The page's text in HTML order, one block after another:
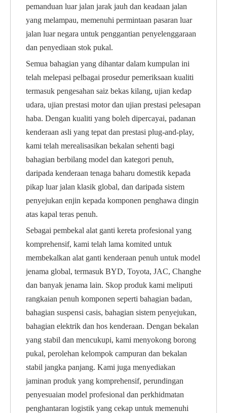
pemanduan luar jalan jarak jauh dan keadaan jalan
yang melampau, memenuhi permintaan pasaran luar
jalan luar negara untuk penggantian penyelenggaraan
dan penyediaan stok pukal.
Semua bahagian yang dihantar dalam kumpulan ini
telah melepasi pelbagai prosedur pemeriksaan kualiti
termasuk pengesahan saiz bekas kilang, ujian kedap
udara, ujian prestasi motor dan ujian prestasi pelesapan
haba. Dengan kualiti yang boleh dipercayai, padanan
kenderaan asli yang tepat dan prestasi plug-and-play,
kami telah merealisasikan bekalan sehenti bagi
bahagian berbilang model dan kategori penuh,
daripada kenderaan tenaga baharu domestik kepada
pikap luar jalan klasik global, dan daripada sistem
penyejukan enjin kepada komponen penghawa dingin
atas kapal teras penuh.
Sebagai pembekal alat ganti kereta profesional yang
komprehensif, kami telah lama komited untuk
membekalkan alat ganti kenderaan penuh untuk model
jenama global, termasuk BYD, Toyota, JAC, Changhe
dan banyak jenama lain. Skop produk kami meliputi
rangkaian penuh komponen seperti bahagian badan,
bahagian suspensi casis, bahagian sistem penyejukan,
bahagian elektrik dan hos kenderaan. Dengan bekalan
yang stabil dan mencukupi, kami menyokong borong
pukal, perolehan kelompok campuran dan bekalan
stabil jangka panjang. Kami juga menyediakan
jaminan produk yang komprehensif, perundingan
penyesuaian model profesional dan perkhidmatan
penghantaran logistik yang cekap untuk memenuhi